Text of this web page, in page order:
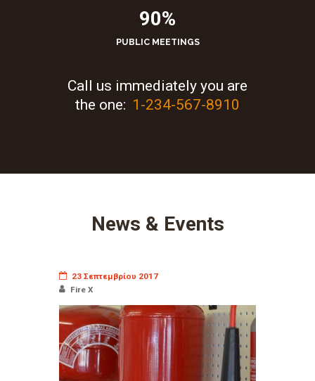
90%
PUBLIC MEETINGS
Call us immediately you are
the one: 1-234-567-8910
News & Events
23 Σεπτεμβρίου 2017
Fire X